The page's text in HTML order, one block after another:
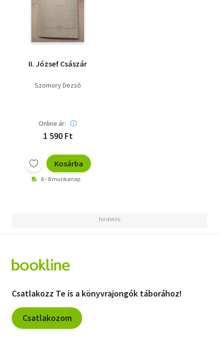
II. József Császár
Szomory Dezső
Online ár:
1 590 Ft
Kosárba
6 - 8 munkanap
Csatlakozz Te is a könyvrajongók táborához!
Csatlakozom